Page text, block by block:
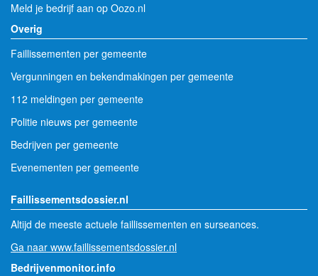
Meld je bedrijf aan op Oozo.nl
Overig
Faillissementen per gemeente
Vergunningen en bekendmakingen per gemeente
112 meldingen per gemeente
Politie nieuws per gemeente
Bedrijven per gemeente
Evenementen per gemeente
Faillissementsdossier.nl
Altijd de meeste actuele faillissementen en surseances.
Ga naar www.faillissementsdossier.nl
Bedrijvenmonitor.info